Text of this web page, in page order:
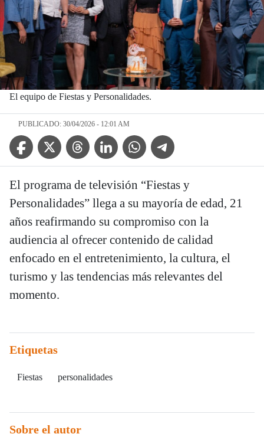
El equipo de Fiestas y Personalidades.
PUBLICADO: 30/04/2026 - 12:01 AM
Facebook IconTwitter IconThreads IconLinkedin IconWhatsApp IconTelegram Icon
El programa de televisión “Fiestas y
Personalidades” llega a su mayoría de edad, 21
años reafirmando su compromiso con la
audiencia al ofrecer contenido de calidad
enfocado en el entretenimiento, la cultura, el
turismo y las tendencias más relevantes del
momento.
Etiquetas
Fiestas personalidades
Sobre el autor